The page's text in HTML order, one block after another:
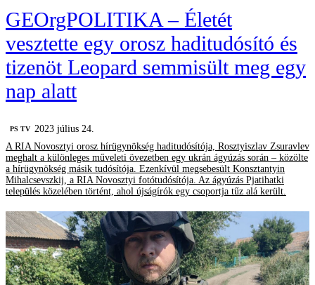
GEOrgPOLITIKA – Életét
vesztette egy orosz haditudósító és
tizenöt Leopard semmisült meg egy
nap alatt
PS TV
2023 július 24.
A RIA Novosztyi orosz hírügynökség haditudósítója, Rosztyiszlav Zsuravlev
meghalt a különleges műveleti övezetben egy ukrán ágyúzás során – közölte
a hírügynökség másik tudósítója. Ezenkívül megsebesült Konsztantyin
Mihalcsevszkij, a RIA Novosztyi fotótudósítója. Az ágyúzás Pjatihatki
település közelében történt, ahol újságírók egy csoportja tűz alá került.